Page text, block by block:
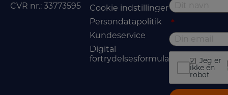
CVR nr.: 33773595
Cookie indstillinger
Persondatapolitik
Kundeservice
Digital
fortrydelsesformular
*
Jeg er
ikke en
robot